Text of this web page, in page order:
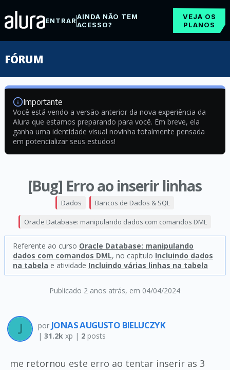
ENTRARAINDA NÃO TEM
ACESSO?
VEJA OS
PLANOS
FÓRUM
Importante
Você está vendo a versão anterior da nova experiência da
Alura que estamos preparando para você. Em breve, ela
ganha uma identidade visual novinha totalmente pensada
em potencializar seus estudos!
[Bug] Erro ao inserir linhas
Publicado 2 anos atrás, em 04/04/2024
Dados Bancos de Dados & SQL
Oracle Database: manipulando dados com comandos DML
Referente ao curso Oracle Database: manipulando
dados com comandos DML, no capítulo Incluindo dados
na tabela e atividade Incluindo várias linhas na tabela
por JONAS AUGUSTO BIELUCZYK
| 31.2kxp | 2posts
me retornou este erro ao tentar inserir as 3